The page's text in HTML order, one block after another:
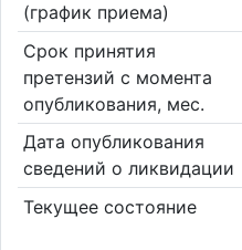
(график приема)
Срок принятия
претензий с момента
опубликования, мес.
Дата опубликования
сведений о ликвидации
Текущее состояние